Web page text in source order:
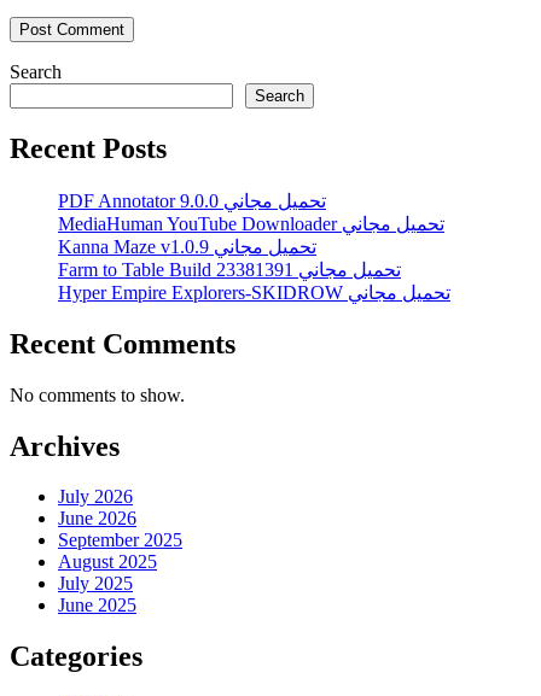
Search
Search
Recent Posts
PDF Annotator 9.0.0 تحميل مجاني
MediaHuman YouTube Downloader تحميل مجاني
Kanna Maze v1.0.9 تحميل مجاني
Farm to Table Build 23381391 تحميل مجاني
Hyper Empire Explorers-SKIDROW تحميل مجاني
Recent Comments
No comments to show.
Archives
July 2026
June 2026
September 2025
August 2025
July 2025
June 2025
Categories